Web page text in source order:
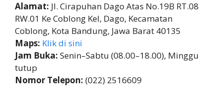
Alamat: Jl. Cirapuhan Dago Atas No.19B RT.08
RW.01 Ke Coblong Kel, Dago, Kecamatan
Coblong, Kota Bandung, Jawa Barat 40135
Maps: Klik di sini
Jam Buka: Senin–Sabtu (08.00–18.00), Minggu
tutup
Nomor Telepon: (022) 2516609